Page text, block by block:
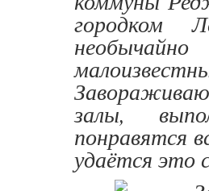
городком
залы,
понравятся
удаётся это